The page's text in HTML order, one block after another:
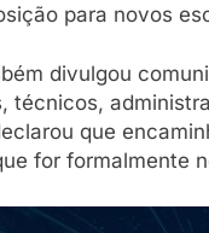
para novos
divulgou
técnicos,
que
for formalmente